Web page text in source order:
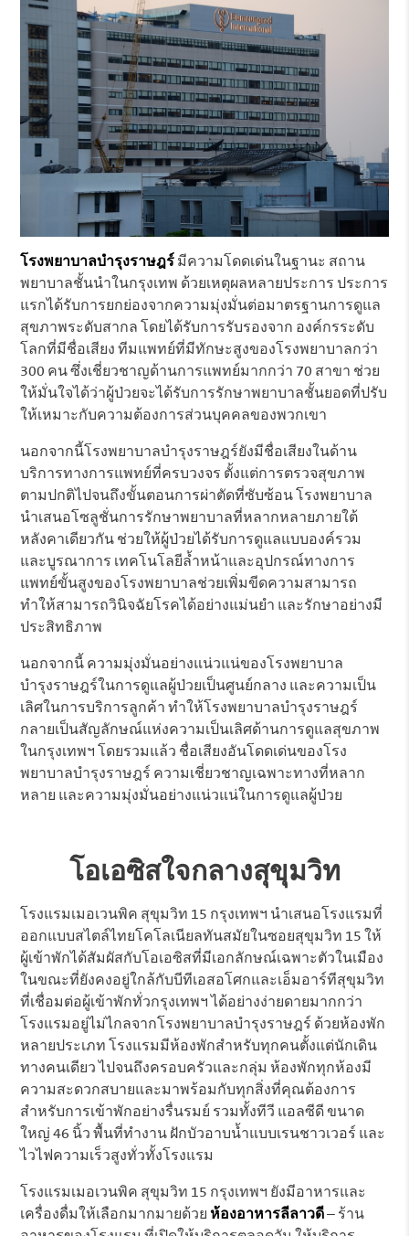
โรงพยาบาลบำรุงราษฎร์ มีความโดดเด่นในฐานะ สถาน
พยาบาลชั้นนำในกรุงเทพ ด้วยเหตุผลหลายประการ ประการ
แรกได้รับการยกย่องจากความมุ่งมั่นต่อมาตรฐานการดูแล
สุขภาพระดับสากล โดยได้รับการรับรองจาก องค์กรระดับ
โลกที่มีชื่อเสียง ทีมแพทย์ที่มีทักษะสูงของโรงพยาบาลกว่า
300 คน ซึ่งเชี่ยวชาญด้านการแพทย์มากกว่า 70 สาขา ช่วย
ให้มั่นใจได้ว่าผู้ป่วยจะได้รับการรักษาพยาบาลชั้นยอดที่ปรับ
ให้เหมาะกับความต้องการส่วนบุคคลของพวกเขา
นอกจากนี้โรงพยาบาลบำรุงราษฎร์ยังมีชื่อเสียงในด้าน
บริการทางการแพทย์ที่ครบวงจร ตั้งแต่การตรวจสุขภาพ
ตามปกติไปจนถึงขั้นตอนการผ่าตัดที่ซับซ้อน โรงพยาบาล
นำเสนอโซลูชั่นการรักษาพยาบาลที่หลากหลายภายใต้
หลังคาเดียวกัน ช่วยให้ผู้ป่วยได้รับการดูแลแบบองค์รวม
และบูรณาการ เทคโนโลยีล้ำหน้าและอุปกรณ์ทางการ
แพทย์ขั้นสูงของโรงพยาบาลช่วยเพิ่มขีดความสามารถ
ทำให้สามารถวินิจฉัยโรคได้อย่างแม่นยำ และรักษาอย่างมี
ประสิทธิภาพ
นอกจากนี้ ความมุ่งมั่นอย่างแน่วแน่ของโรงพยาบาล
บำรุงราษฎร์ในการดูแลผู้ป่วยเป็นศูนย์กลาง และความเป็น
เลิศในการบริการลูกค้า ทำให้โรงพยาบาลบำรุงราษฎร์
กลายเป็นสัญลักษณ์แห่งความเป็นเลิศด้านการดูแลสุขภาพ
ในกรุงเทพฯ โดยรวมแล้ว ชื่อเสียงอันโดดเด่นของโรง
พยาบาลบำรุงราษฎร์ ความเชี่ยวชาญเฉพาะทางที่หลาก
หลาย และความมุ่งมั่นอย่างแน่วแน่ในการดูแลผู้ป่วย
โอเอซิสใจกลางสุขุมวิท
โรงแรมเมอเวนพิค สุขุมวิท 15 กรุงเทพฯ นำเสนอโรงแรมที่
ออกแบบสไตล์ไทยโคโลเนียลทันสมัยในซอยสุขุมวิท 15 ให้
ผู้เข้าพักได้สัมผัสกับโอเอซิสที่มีเอกลักษณ์เฉพาะตัวในเมือง
ในขณะที่ยังคงอยู่ใกล้กับบีทีเอสอโศกและเอ็มอาร์ทีสุขุมวิท
ที่เชื่อมต่อผู้เข้าพักทั่วกรุงเทพฯ ได้อย่างง่ายดายมากกว่า
โรงแรมอยู่ไม่ไกลจากโรงพยาบาลบำรุงราษฎร์ ด้วยห้องพัก
หลายประเภท โรงแรมมีห้องพักสำหรับทุกคนตั้งแต่นักเดิน
ทางคนเดียว ไปจนถึงครอบครัวและกลุ่ม ห้องพักทุกห้องมี
ความสะดวกสบายและมาพร้อมกับทุกสิ่งที่คุณต้องการ
สำหรับการเข้าพักอย่างรื่นรมย์ รวมทั้งทีวี แอลซีดี ขนาด
ใหญ่ 46 นิ้ว พื้นที่ทำงาน ฝักบัวอาบน้ำแบบเรนชาวเวอร์ และ
ไวไฟความเร็วสูงทั่วทั้งโรงแรม
โรงแรมเมอเวนพิค สุขุมวิท 15 กรุงเทพฯ ยังมีอาหารและ
เครื่องดื่มให้เลือกมากมายด้วย ห้องอาหารลีลาวดี– ร้าน